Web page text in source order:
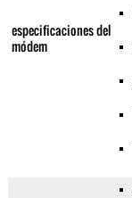
especificaciones del
módem